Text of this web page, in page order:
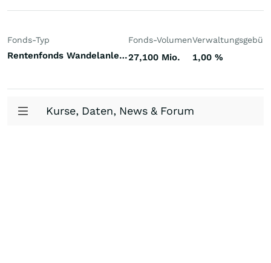
Fonds-Typ
Rentenfonds Wandelanleihen Europa Euro
Fonds-Volumen
27,100 Mio. 1,00 %
Kurse, Daten, News & Forum